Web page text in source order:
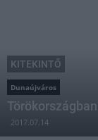
KITEKINTŐ
Dunaújváros
2017.07.14